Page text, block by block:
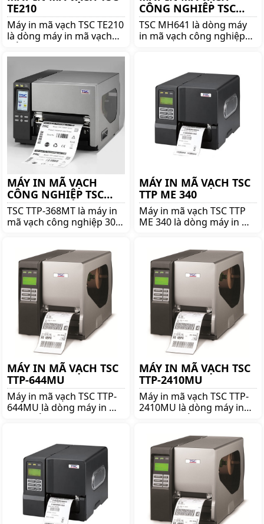
TE210
Máy in mã vạch TSC TE210
là dòng máy in mã vạch
TSC. Mua TSC TE210 lên
ngay shoppos.vn để nhận
được nhiều ưu đãi và giá
tốt!!
CÔNG NGHIÊP TSC
MH641
TSC MH641 là dòng máy
in mã vạch công nghiệp
nghiệp TSC MH641 chính
hãng giá tốt lên ngay
shoppos.vn
MÁY IN MÃ VẠCH
CÔNG NGHIỆP TSC
TTP-368MT
TSC TTP-368MT là máy in
mã vạch công nghiệp 300
in mã vạch TSC TTP-
368MT chính hãng giá tốt
lên ngay shoppos.vn
MÁY IN MÃ VẠCH TSC
TTP ME 340
Máy in mã vạch TSC TTP
ME 340 là dòng máy in mã
340 lên ngay shoppos.vn
để nhận được nhiều ưu
đãi và giá tốt!!
MÁY IN MÃ VẠCH TSC
TTP-644MU
Máy in mã vạch TSC TTP-
644MU là dòng máy in mã
644MU lên ngay
shoppos.vn để nhận được
nhiều ưu đãi và giá tốt!!
MÁY IN MÃ VẠCH TSC
TTP-2410MU
Máy in mã vạch TSC TTP-
2410MU là dòng máy in
2410MU lên ngay
shoppos.vn để nhận được
nhiều ưu đãi và giá tốt!!